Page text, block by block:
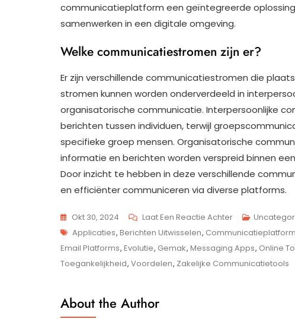
communicatieplatform een geïntegreerde
samenwerken in een digitale omgeving.
Welke communicatiestromen zijn er?
Er zijn verschillende communicatiestromen die
stromen kunnen worden onderverdeeld in
organisatorische communicatie. Interpersoonlijke
berichten tussen individuen, terwijl
specifieke groep mensen. Organisatorische
informatie en berichten worden verspreid binnen
Door inzicht te hebben in deze verschillende
en efficiënter communiceren via diverse platforms.
Okt 30, 2024 Laat Een Reactie AchterOp
De
Impact
Van
Tags
Applicaties, Berichten Uitwisselen,
Email Platforms, Evolutie, Gemak, Messaging Apps, Online
Toegankelijkheid, Voordelen, Zakelijke Communicatietools
About the Author